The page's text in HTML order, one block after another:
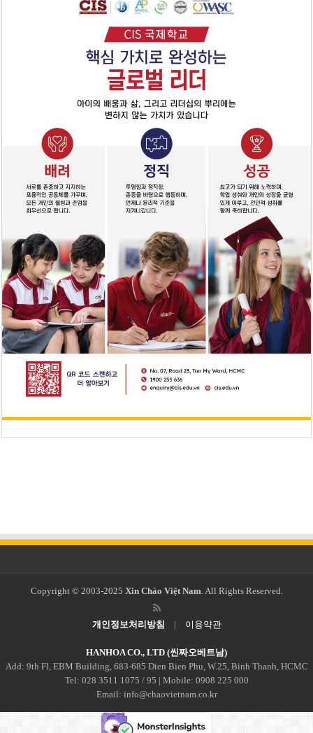
Copyright © 2003-2025 Xin Chào Việt Nam . All Rights Reserved.
개인정보처리방침 | 이용약관
HANHOA CO., LTD (씬짜오베트남)
Add: 9th Fl, EBM Building, 683-685 Dien Bien Phu, W.25, Binh Thanh, HCMC
Tel: 028 3511 1075 / 95 | Mobile: 0908 225 000
Email: info@chaovietnam.co.kr